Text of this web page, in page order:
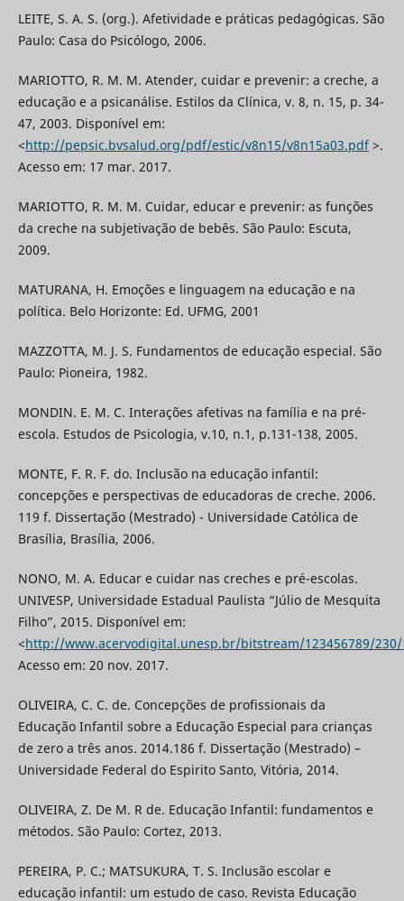
LEITE, S. A. S. (org.). Afetividade e práticas pedagógicas. São
Paulo: Casa do Psicólogo, 2006.
MARIOTTO, R. M. M. Atender, cuidar e prevenir: a creche, a
educação e a psicanálise. Estilos da Clínica, v. 8, n. 15, p. 34-
47, 2003. Disponível em:
<http://pepsic.bvsalud.org/pdf/estic/v8n15/v8n15a03.pdf>.
Acesso em: 17 mar. 2017.
MARIOTTO, R. M. M. Cuidar, educar e prevenir: as funções
da creche na subjetivação de bebês. São Paulo: Escuta,
2009.
MATURANA, H. Emoções e linguagem na educação e na
política. Belo Horizonte: Ed. UFMG, 2001
MAZZOTTA, M. J. S. Fundamentos de educação especial. São
Paulo: Pioneira, 1982.
MONDIN. E. M. C. Interações afetivas na família e na pré-
escola. Estudos de Psicologia, v.10, n.1, p.131-138, 2005.
MONTE, F. R. F. do. Inclusão na educação infantil:
concepções e perspectivas de educadoras de creche. 2006.
119 f. Dissertação (Mestrado) - Universidade Católica de
Brasília, Brasília, 2006.
NONO, M. A. Educar e cuidar nas creches e pré-escolas.
UNIVESP, Universidade Estadual Paulista “Júlio de Mesquita
Filho”, 2015. Disponível em:
<http://www.acervodigital.unesp.br/bitstream/123456789/
Acesso em: 20 nov. 2017.
OLIVEIRA, C. C. de. Concepções de profissionais da
Educação Infantil sobre a Educação Especial para crianças
de zero a três anos. 2014.186 f. Dissertação (Mestrado) –
Universidade Federal do Espirito Santo, Vitória, 2014.
OLIVEIRA, Z. De M. R de. Educação Infantil: fundamentos e
métodos. São Paulo: Cortez, 2013.
PEREIRA, P. C.; MATSUKURA, T. S. Inclusão escolar e
educação infantil: um estudo de caso. Revista Educação